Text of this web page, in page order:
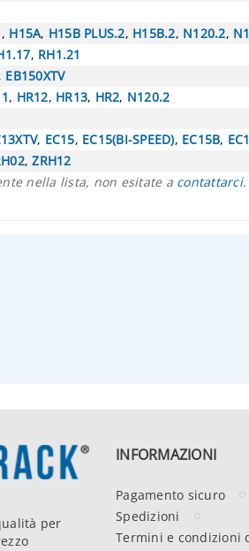
, H15A, H15B PLUS.2, H15B.2, N120.2,
, RH1.21
EB150XTV
, HR12, HR13, HR2, N120.2
, EC15, EC15(BI-SPEED), EC15B,
,ZRH12
nella lista, non esitate a contattarci
per
INFORMAZIONI
Pagamento sicuro
Spedizioni
Termini e condizioni